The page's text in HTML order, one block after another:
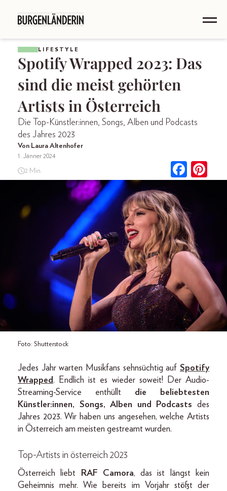
LIFESTYLE
Spotify Wrapped 2023: Das
sind die meist gehörten
Artists in Österreich
Die Top-Künstler:innen, Songs, Alben und Podcasts
des Jahres 2023
Von Laura Altenhofer
1. Jänner 2024
2 Min.
Foto: Shutterstock
Jedes Jahr warten Musikfans sehnsüchtig auf Spotify
Wrapped. Endlich ist es wieder soweit! Der Audio-
Streaming-Service enthüllt die beliebtesten
Künstler:innen, Songs, Alben und Podcasts des
Jahres 2023. Wir haben uns angesehen, welche Artists
in Österreich am meisten gestreamt wurden.
Top-Artists in österreich 2023
Österreich liebt RAF Camora, das ist längst kein
Geheimnis mehr. Wie bereits im Vorjahr stößt der